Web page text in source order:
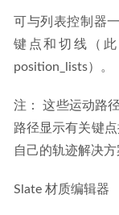
可与列表控制器
键点和切线（此
position_lists）。
注： 这些运动路
路径显示有关键
自己的轨迹解决方
Slate 材质编辑器